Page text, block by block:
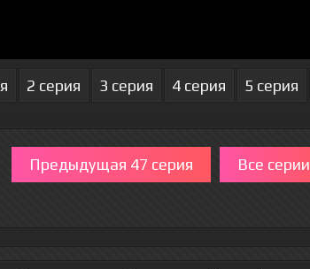
2 серия 3 серия 4 серия 5 серия
Предыдущая 47 серия Все серии